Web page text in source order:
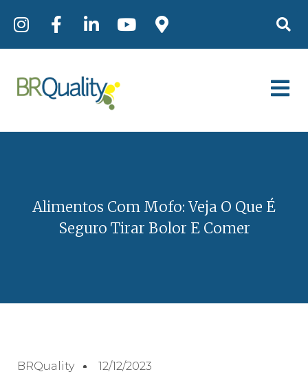
Alimentos Com Mofo: Veja O Que É
Seguro Tirar Bolor E Comer
BRQuality 12/12/2023